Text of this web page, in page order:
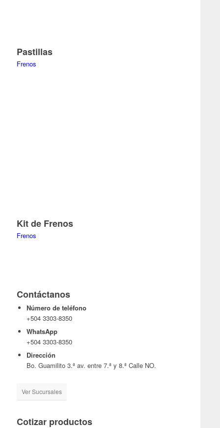
Pastillas
Frenos
Kit de Frenos
Frenos
Contáctanos
Número de teléfono
+504 3303-8350
WhatsApp
+504 3303-8350
Dirección
Bo. Guamilito 3.ª av. entre 7.ª y 8.ª Calle NO.
Ver Sucursales
Cotizar productos